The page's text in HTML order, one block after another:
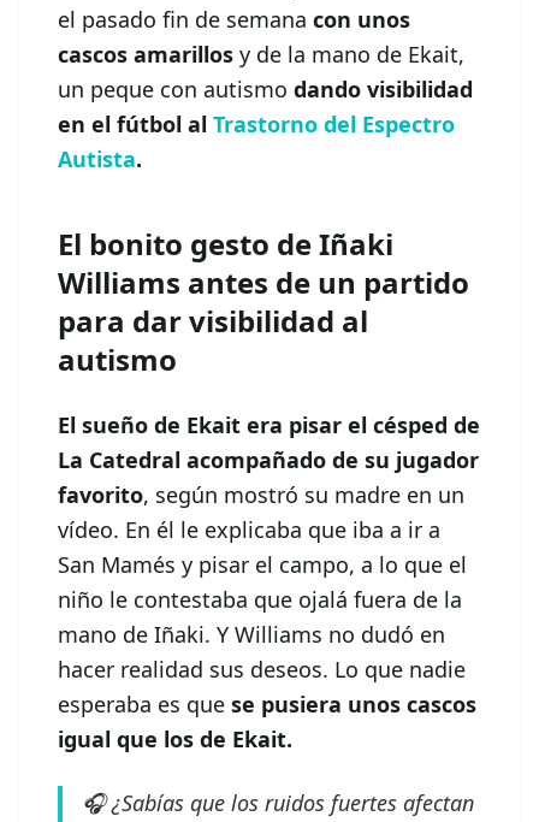
el pasado fin de semana con unos
cascos amarillos y de la mano de Ekait,
un peque con autismo dando visibilidad
en el fútbol al Trastorno del Espectro
Autista.
El bonito gesto de Iñaki
Williams antes de un partido
para dar visibilidad al
autismo
El sueño de Ekait era pisar el césped de
La Catedral acompañado de su jugador
favorito, según mostró su madre en un
vídeo. En él le explicaba que iba a ir a
San Mamés y pisar el campo, a lo que el
niño le contestaba que ojalá fuera de la
mano de Iñaki. Y Williams no dudó en
hacer realidad sus deseos. Lo que nadie
esperaba es que se pusiera unos cascos
igual que los de Ekait.
🎧 ¿Sabías que los ruidos fuertes afectan